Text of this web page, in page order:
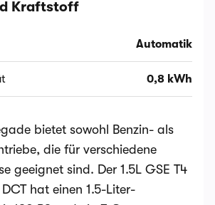
Kraftstoff
Automatik
0,8 kWh
bietet sowohl Benzin- als
die für verschiedene
geeignet sind. Der 1.5L GSE T4
DCT hat einen 1.5-Liter-